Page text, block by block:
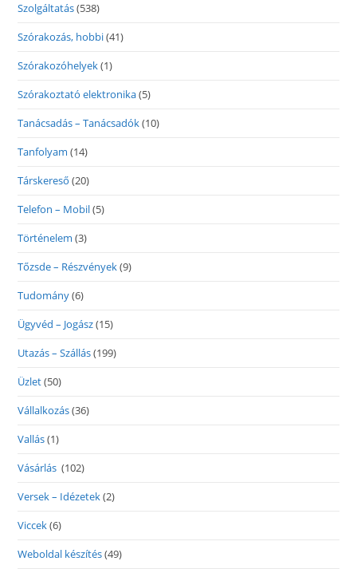
Szolgáltatás(538)
Szórakozás, hobbi(41)
Szórakozóhelyek(1)
Szórakoztató elektronika(5)
Tanácsadás – Tanácsadók(10)
Tanfolyam (14)
Társkereső (20)
Telefon – Mobil(5)
Történelem (3)
Tőzsde – Részvények(9)
Tudomány(6)
Ügyvéd – Jogász(15)
Utazás – Szállás(199)
Üzlet(50)
Vállalkozás(36)
Vallás(1)
Vásárlás (102)
Versek – Idézetek(2)
Viccek(6)
Weboldal készítés(49)